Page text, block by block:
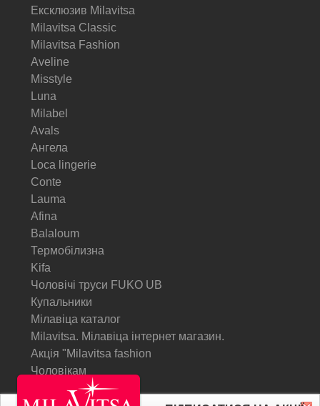
Ексклюзив Milavitsa
Milavitsa Classic
Milavitsa Fashion
Aveline
Misstyle
Luna
Milabel
Avals
Ангела
Loca lingerie
Conte
Lauma
Afina
Balaloum
Термобілизна
Kifa
Чоловічі труси FUKO UB
Купальники
Мілавіца каталог
Milavitsa. Мілавіца інтернет магазин.
Акція "Milavitsa fashion
Чоловікам